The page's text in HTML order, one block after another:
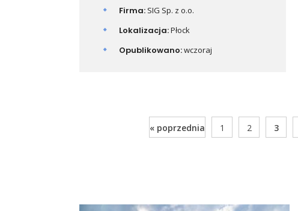
Firma: SIG Sp. z o.o.
Lokalizacja:Płock
Opublikowano:wczoraj
« poprzednia 1 2 3